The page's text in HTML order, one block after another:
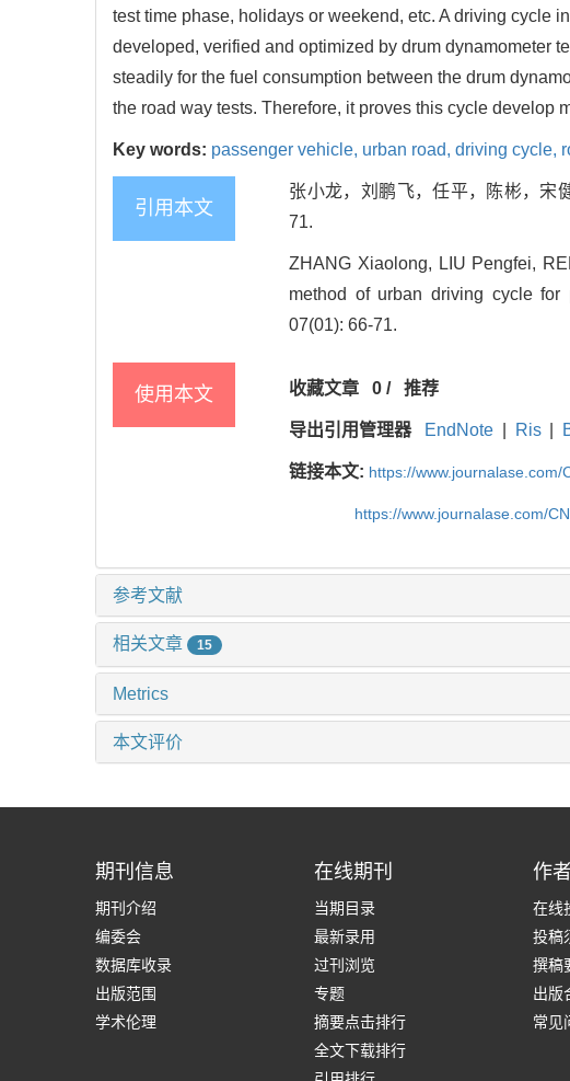
test time phase, holidays or weekend, etc. A driving cycle
developed, verified and optimized by drum dynamometer
steadily for the fuel consumption between the drum
the road way tests. Therefore, it proves this cycle develop
Key words: passenger vehicle, urban road, driving cycle,
引用本文
张小龙，刘鹏飞，任平，陈彬，宋
71.
ZHANG Xiaolong, LIU Pengfei,
method of urban driving cycle for
07(01): 66-71.
使用本文 收藏文章 0 /推荐
导出引用管理器 EndNote Ris
链接本文: https://
https://www.journalase.com/
参考文献
相关文章 15
Metrics
本文评价
期刊信息
期刊介绍
编委会
数据库收录
出版范围
学术伦理
在线期刊
当期目录
最新录用
过刊浏览
专题
摘要点击排行
全文下载排行
作
在线
投稿
撰稿
出版
常见